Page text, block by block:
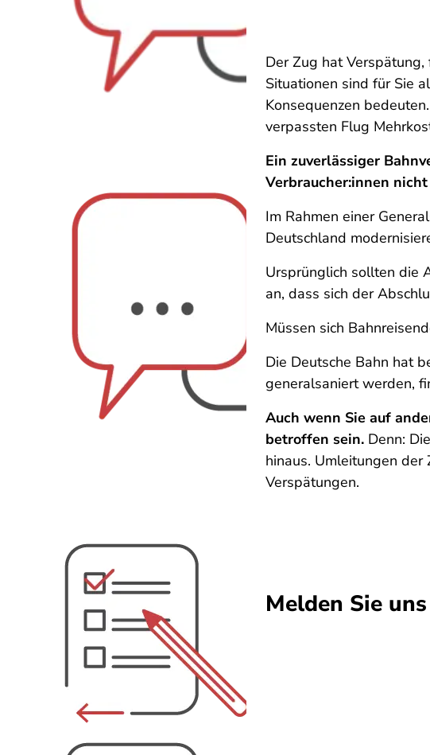
Der Zug hat
Situationen sind für Sie
Konsequenzen
verpassten Flug
Ein zuverlässiger
Verbraucher:innen
Im Rahmen einer
Deutschland
Ursprünglich sollten die
an, dass sich der
Müssen sich
Die Deutsche Bahn hat
generalsaniert werden,
Auch wenn Sie auf
betroffen sein. Denn:
hinaus. Umleitungen
Verspätungen.
Melden Sie